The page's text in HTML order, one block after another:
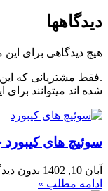
دیدگاهها
هیچ دیدگاهی برای
.فقط مشتریانی که
شده اند میتوانند
سوئیچ های کیبورد
آبان 10, 1402
بدون
ادامه مطلب »